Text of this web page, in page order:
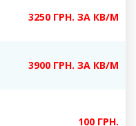
3250 ГРН. ЗА КВ/М
3900 ГРН. ЗА КВ/М
100 ГРН.